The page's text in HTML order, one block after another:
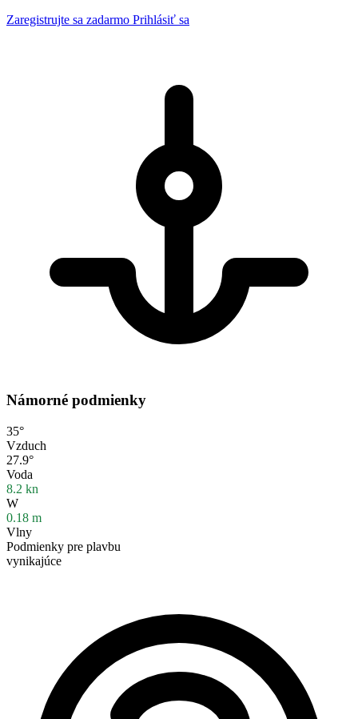
Zaregistrujte sa zadarmo Prihlásiť sa
Námorné podmienky
35°
Vzduch
27.9°
Voda
8.2 kn
W
0.18 m
Vlny
Podmienky pre plavbu
vynikajúce